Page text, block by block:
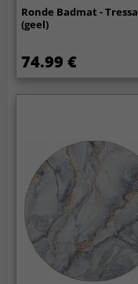
Ronde Badmat - Tressa
(geel)
74.99 €